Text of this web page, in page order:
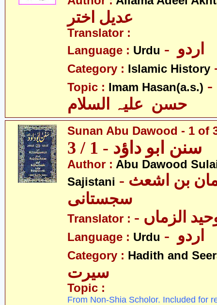
عدیل اختر
Translator :
Language : Urdu
Category : Islamic History
Topic : Imam Hasan(a.s.) - امام
حسن علیہ السلام
Sunan Abu Dawood - 1 of
سنن ابو داؤد - 1 / 3
Author : Abu Dawood
Sajistani - ابو داؤد سلیمان بن اشعث
سجستانی
Translator : الزماں
Language : Urdu
Category : Hadith and
سیرت
Topic :
From Non-Shia Scholor. Included for